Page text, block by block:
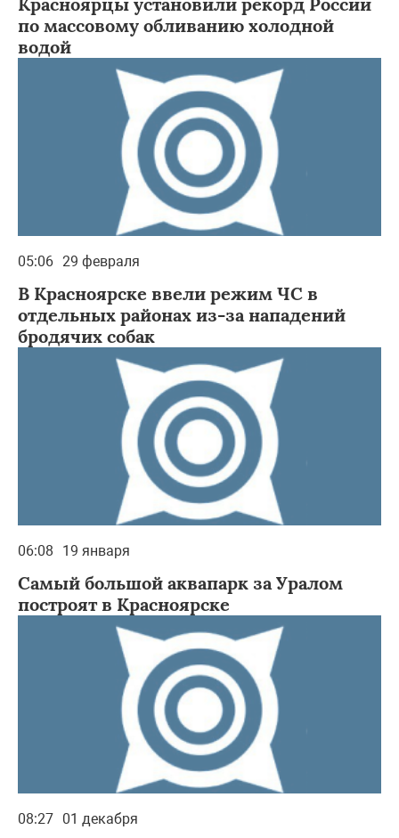
по массовому обливанию холодной
водой
05:06 29 февраля
В Красноярске ввели режим ЧС в
отдельных районах из-за нападений
бродячих собак
06:08 19 января
Самый большой аквапарк за Уралом
построят в Красноярске
08:27 01 декабря